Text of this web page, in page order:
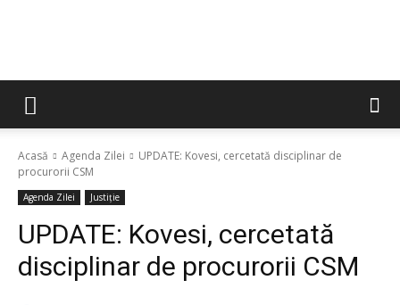
Acasă Agenda Zilei
UPDATE: Kovesi, cercetată disciplinar de
procurorii CSM
Agenda Zilei Justiție
UPDATE: Kovesi, cercetată
disciplinar de procurorii CSM